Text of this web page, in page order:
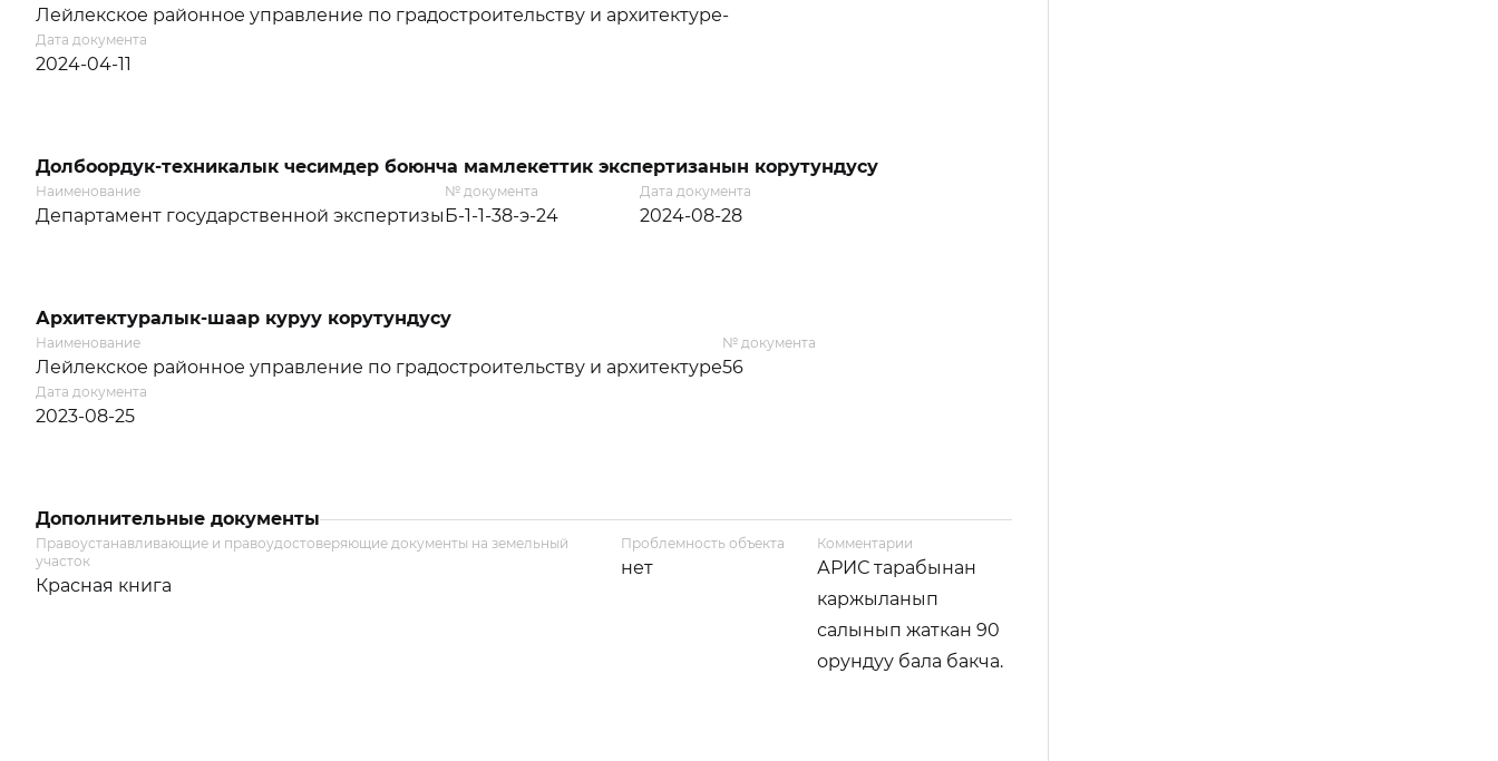
Лейлекское районное управление по градостроительству и архитектуре-
Дата документа
2024-04-11
Долбоордук-техникалык чесимдер боюнча мамлекеттик экспертизанын корутундусу
Наименование
Департамент государственной экспертизы
№ документа
Б-1-1-38-э-24
Дата документа
2024-08-28
Архитектуралык-шаар куруу корутундусу
Наименование
Лейлекское районное управление по градостроительству и архитектуре
№ документа
56
Дата документа
2023-08-25
Дополнительные документы
Правоустанавливающие и правоудостоверяющие документы на земельный
участок
Красная книга
Проблемность объекта
нет
Комментарии
АРИС тарабынан
каржыланып
салынып жаткан 90
орундуу бала бакча.